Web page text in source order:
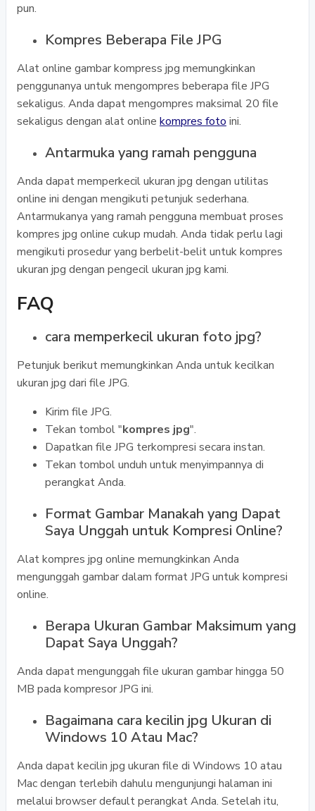
pun.
Kompres Beberapa File JPG
Alat online gambar kompress jpg memungkinkan
penggunanya untuk mengompres beberapa file JPG
sekaligus. Anda dapat mengompres maksimal 20 file
sekaligus dengan alat online kompres foto ini.
Antarmuka yang ramah pengguna
Anda dapat memperkecil ukuran jpg dengan utilitas
online ini dengan mengikuti petunjuk sederhana.
Antarmukanya yang ramah pengguna membuat proses
kompres jpg online cukup mudah. Anda tidak perlu lagi
mengikuti prosedur yang berbelit-belit untuk kompres
ukuran jpg dengan pengecil ukuran jpg kami.
FAQ
cara memperkecil ukuran foto jpg?
Petunjuk berikut memungkinkan Anda untuk kecilkan
ukuran jpg dari file JPG.
Kirim file JPG.
Tekan tombol "kompres jpg".
Dapatkan file JPG terkompresi secara instan.
Tekan tombol unduh untuk menyimpannya di
perangkat Anda.
Format Gambar Manakah yang Dapat
Saya Unggah untuk Kompresi Online?
Alat kompres jpg online memungkinkan Anda
mengunggah gambar dalam format JPG untuk kompresi
online.
Berapa Ukuran Gambar Maksimum yang
Dapat Saya Unggah?
Anda dapat mengunggah file ukuran gambar hingga 50
MB pada kompresor JPG ini.
Bagaimana cara kecilin jpg Ukuran di
Windows 10 Atau Mac?
Anda dapat kecilin jpg ukuran file di Windows 10 atau
Mac dengan terlebih dahulu mengunjungi halaman ini
melalui browser default perangkat Anda. Setelah itu,